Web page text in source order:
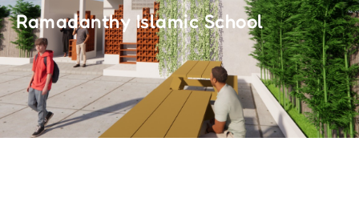
Ramadanthy Islamic School